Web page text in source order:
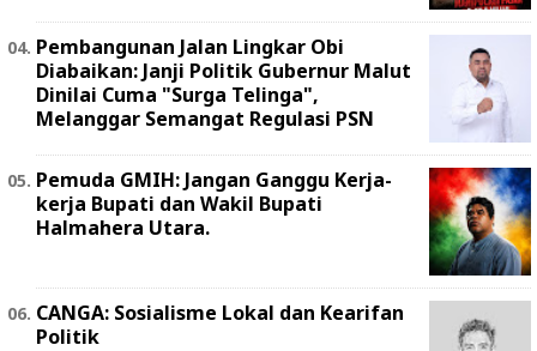
Pembangunan Jalan Lingkar Obi
Diabaikan: Janji Politik Gubernur Malut
Dinilai Cuma "Surga Telinga",
Melanggar Semangat Regulasi PSN ‎
Pemuda GMIH: Jangan Ganggu Kerja-
kerja Bupati dan Wakil Bupati
Halmahera Utara.
CANGA: Sosialisme Lokal dan Kearifan
Politik